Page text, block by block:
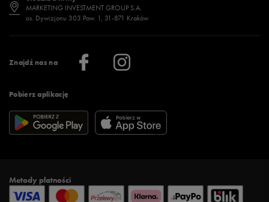
Znajdź nas na
Pobierz aplikację
Regulamin sklepu 50 style
Regulamin aplikacji 50 style
Więcej regulaminów >
Jak wybrać buty na zimę?
Więcej >
Stylizacje damskie
Sklepy stacjonarne
Klub 50 style
Praca
Informacje o firmie
MARKETING INVESTMENT GROUP S.A.
os. Dywizjonu 303 Paw. 1, 31-871 Kraków
Metody płatności